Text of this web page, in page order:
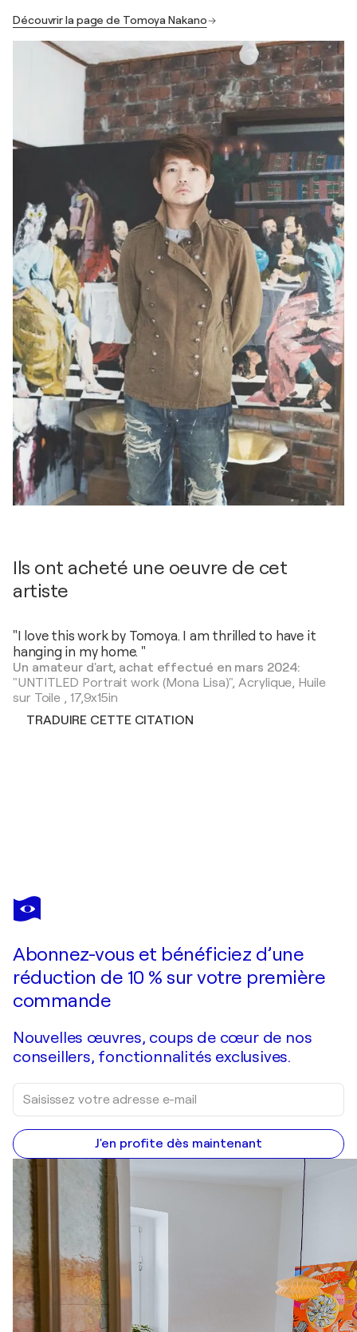
Découvrir la page de Tomoya Nakano
Ils ont acheté une oeuvre de cet
artiste
"I love this work by Tomoya. I am thrilled to have it
hanging in my home. "
Un amateur d'art, achat effectué en mars 2024:
"UNTITLED Portrait work (Mona Lisa)",Acrylique, Huile
sur Toile , 17,9x15in
TRADUIRE CETTE CITATION
TOMOYA NAKANO
Thomas Jefferson
Abonnez-vous et bénéficiez d’une
réduction de 10 % sur votre première
commande
Nouvelles œuvres, coups de cœur de nos
conseillers, fonctionnalités exclusives.
J'en profite dès maintenant